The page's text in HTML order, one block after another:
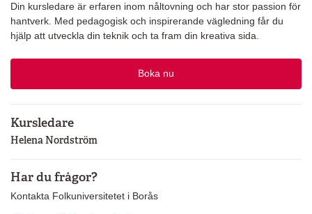
Din kursledare är erfaren inom nåltovning och har stor passion för
hantverk. Med pedagogisk och inspirerande vägledning får du
hjälp att utveckla din teknik och ta fram din kreativa sida.
Boka nu
Kursledare
Helena Nordström
Har du frågor?
Kontakta Folkuniversitetet i Borås